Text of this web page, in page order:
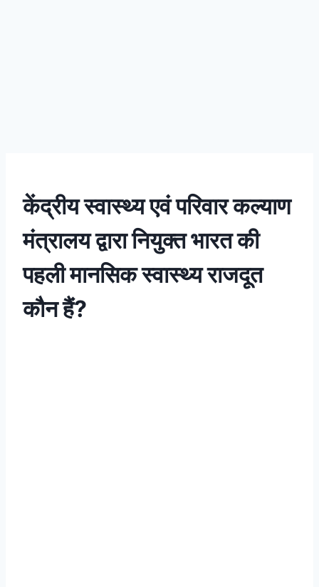
केंद्रीय स्वास्थ्य एवं परिवार कल्याण
मंत्रालय द्वारा नियुक्त भारत की
पहली मानसिक स्वास्थ्य राजदूत
कौन हैं?